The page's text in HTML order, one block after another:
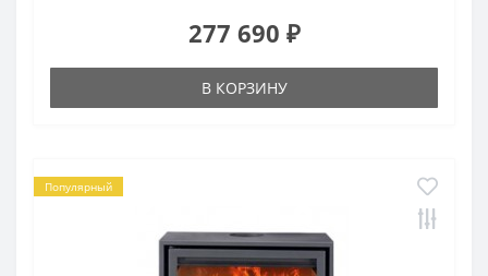
277 690 ₽
В КОРЗИНУ
Популярный